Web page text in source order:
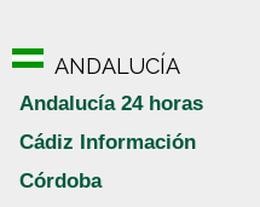
ANDALUCÍA
Andalucía 24 horas
Cádiz Información
Córdoba